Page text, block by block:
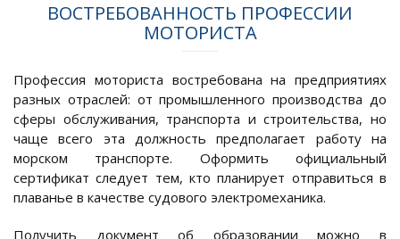
ВОСТРЕБОВАННОСТЬ ПРОФЕССИИ
МОТОРИСТА
Профессия моториста востребована на предприятиях
разных отраслей: от промышленного производства до
сферы обслуживания, транспорта и строительства, но
чаще всего эта должность предполагает работу на
морском транспорте. Оформить официальный
сертификат следует тем, кто планирует отправиться в
плаванье в качестве судового электромеханика.
Получить документ об образовании можно в